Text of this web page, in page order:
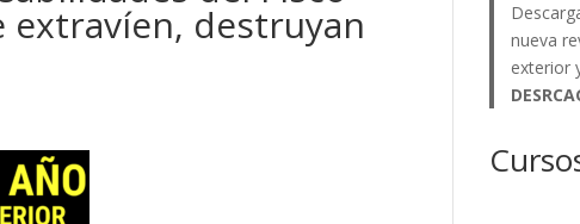
extravíen, destruyan
nueva
exterior